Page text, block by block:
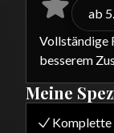
ab
Vollständige
besserem
Meine
Komplette